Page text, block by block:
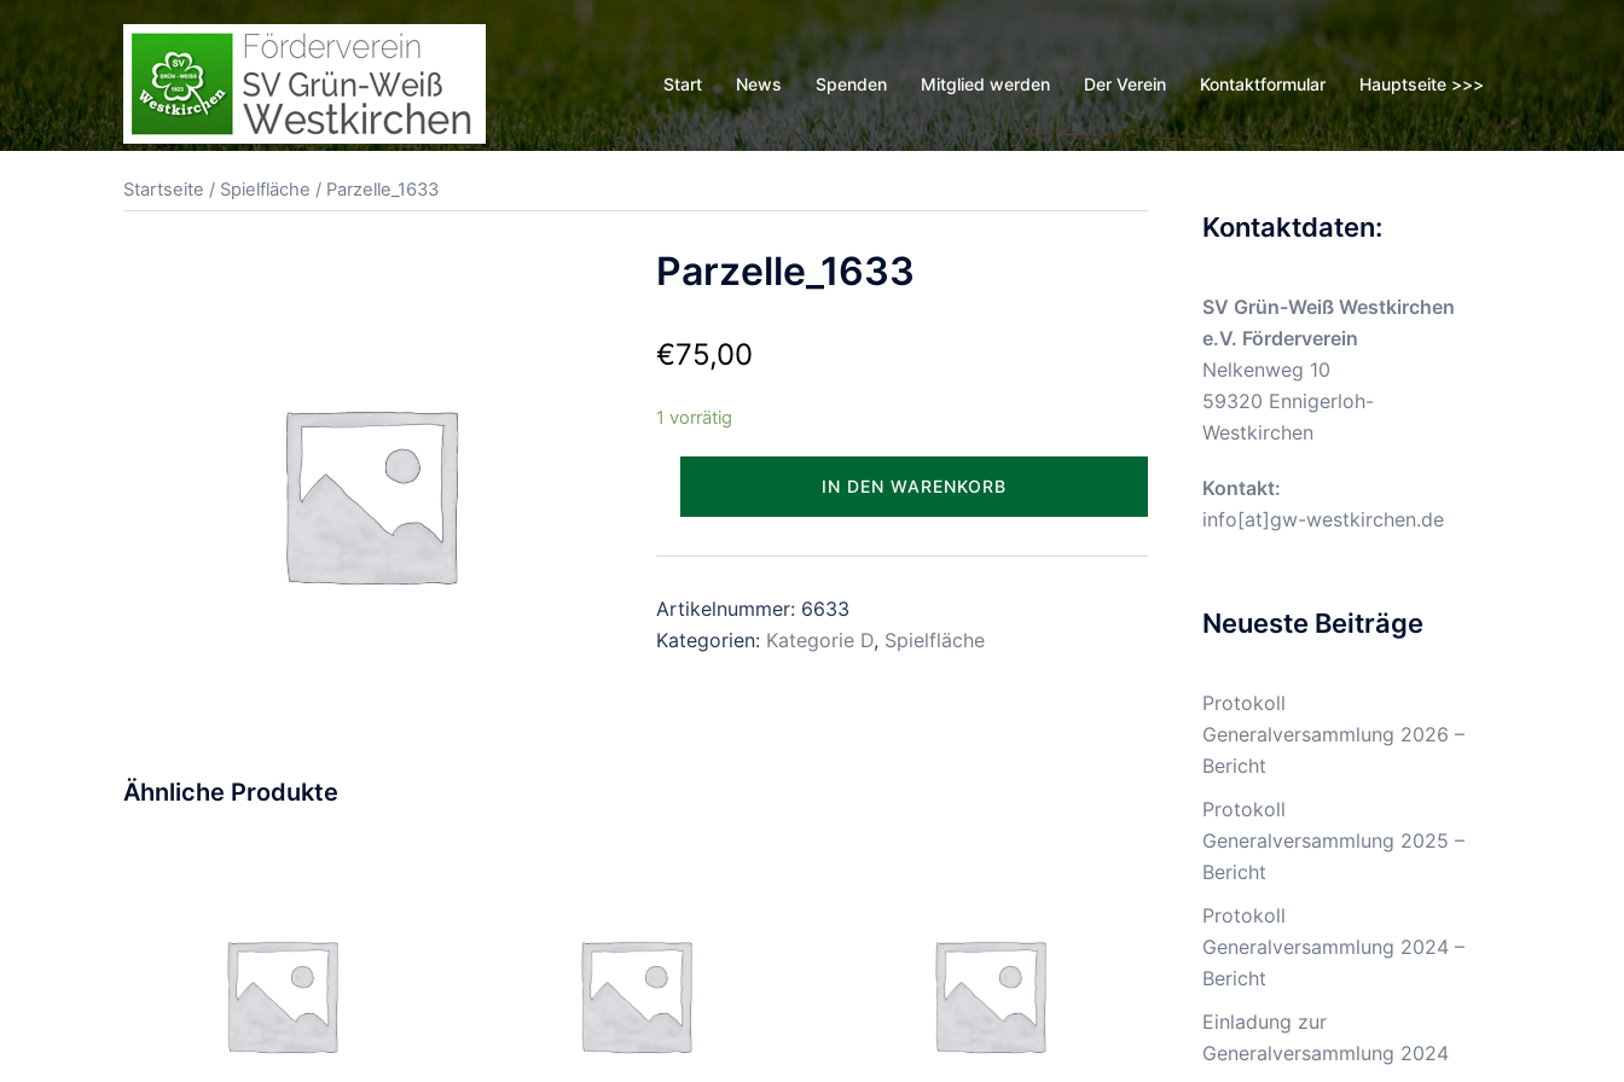
springen
Start News Spenden Mitglied werden Der Verein Kontaktformular Hauptseite >>>
Startseite / Spielfläche / Parzelle_1633
Parzelle_1633
€75,00
1 vorrätig
IN DEN WARENKORB
Artikelnummer: 6633
Kategorien: Kategorie D, Spielfläche
Ähnliche Produkte
Kontaktdaten:
SV Grün-Weiß Westkirchen
e.V. Förderverein
Nelkenweg 10
59320 Ennigerloh-
Westkirchen
Kontakt:
info[at]gw-westkirchen.de
Neueste Beiträge
Protokoll
Generalversammlung 2026 –
Bericht
Protokoll
Generalversammlung 2025 –
Bericht
Protokoll
Generalversammlung 2024 –
Bericht
Einladung zur
Generalversammlung 2024